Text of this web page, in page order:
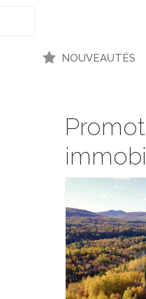
NOUVEAUTÉS